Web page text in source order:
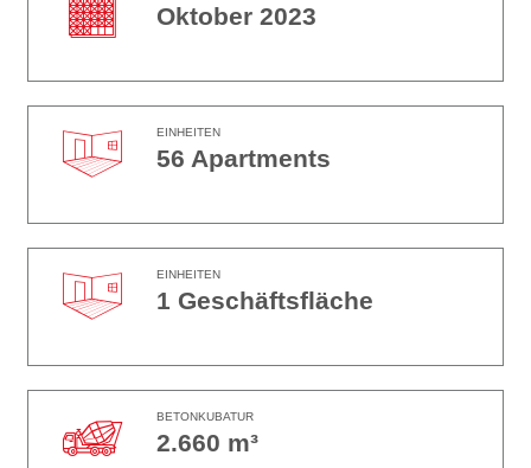
Oktober 2023
EINHEITEN
56 Apartments
EINHEITEN
1 Geschäftsfläche
BETONKUBATUR
2.660 m³